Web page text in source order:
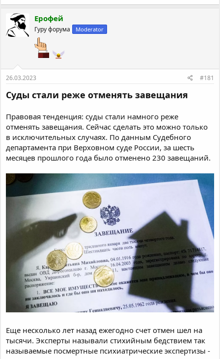
Ерофей
Гуру форума Moderator
26.03.2023 #181
Суды стали реже отменять завещания
Правовая тенденция: суды стали намного реже
отменять завещания. Сейчас сделать это можно только
в исключительных случаях. По данным Судебного
департамента при Верховном суде России, за шесть
месяцев прошлого года было отменено 230 завещаний.
Еще несколько лет назад ежегодно счет отмен шел на
тысячи. Эксперты называли стихийным бедствием так
называемые посмертные психиатрические экспертизы -